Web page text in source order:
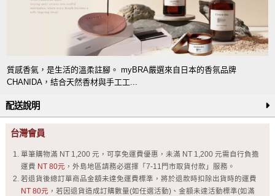
質感香氣，是生活的溫柔註腳。 myBRA嚴選來自日本的香氛品牌
CHANIDA，結合天然香材與手工工...
配送說明
台灣會員
單筆購物滿 NT 1,200 元，可享免運費優惠，未滿 NT 1,200 元需自行負擔
運費 NT 80元 ，外島地區請務必選擇「7-11門市取貨付款」服務。
若退貨後總訂單商品金額未達免運費標準，將於退款時扣除出貨時的運費
NT 80元 ，若因退貨造成訂購數量(如任選活動)、金額未達活動標準(如滿